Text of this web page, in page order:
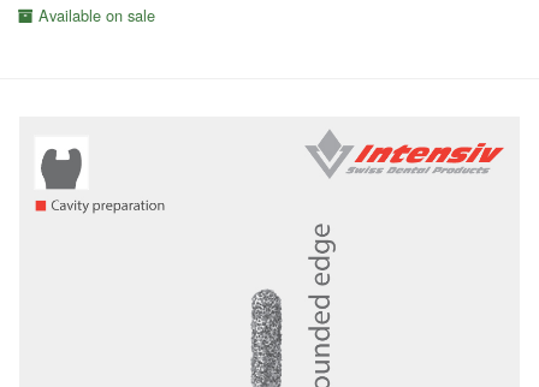
Available on sale